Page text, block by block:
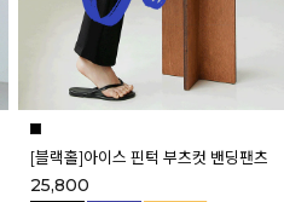
[블랙홀]아이스 핀턱 부츠컷 밴딩팬츠
25,800